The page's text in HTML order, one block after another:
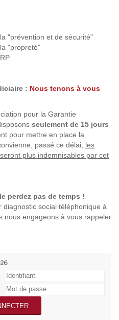
"prévention et de sécurité"
"propreté"
: Nous tenons à vous
pour la Garantie
seulement de 15 jours
pour mettre en place la
passé ce délai, les
plus indemnisables par cet
perdez pas de temps !
social téléphonique à
nous engageons à vous rappeler